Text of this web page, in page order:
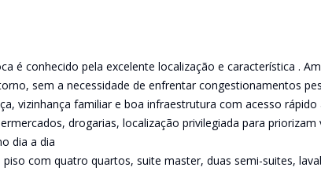
é conhecido pela excelente localização e característica .
sem a necessidade de enfrentar congestionamentos
vizinhança familiar e boa infraestrutura com acesso
drogarias, localização privilegiada para
dia a dia
com quatro quartos, suite master, duas semi-suites,